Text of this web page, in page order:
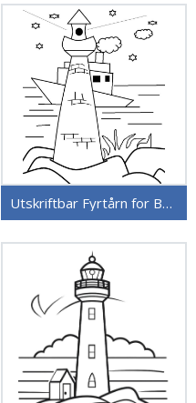
Utskriftbar Fyrtårn for Barn